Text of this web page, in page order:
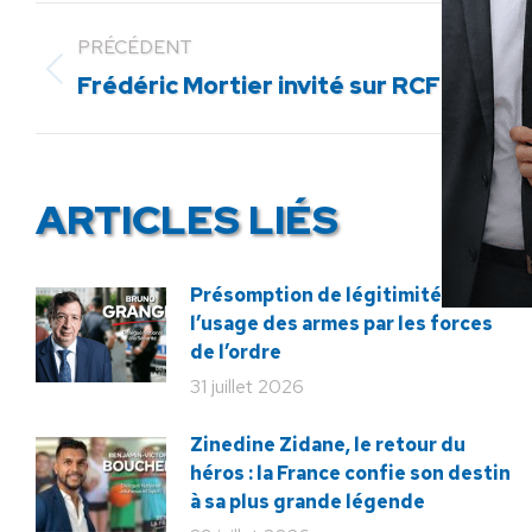
PRÉCÉDENT
Article
:
Frédéric Mortier invité sur RCF Anjou
ARTICLES LIÉS
Présomption de légitimité de
l’usage des armes par les forces
de l’ordre
31 juillet 2026
Zinedine Zidane, le retour du
héros : la France confie son destin
à sa plus grande légende